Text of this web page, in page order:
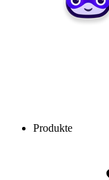
Produkte